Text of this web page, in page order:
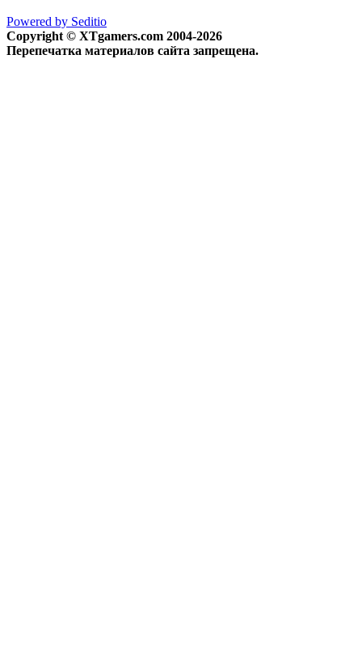
Powered by Seditio
Copyright © XTgamers.com 2004-2026
Перепечатка материалов сайта запрещена.